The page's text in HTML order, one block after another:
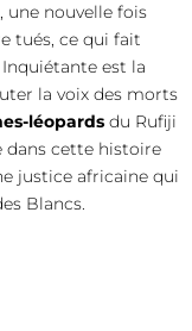
une nouvelle fois
tués, ce qui fait
est la
la voix des morts
léopards du Rufiji
dans cette histoire
justice africaine qui
Blancs.